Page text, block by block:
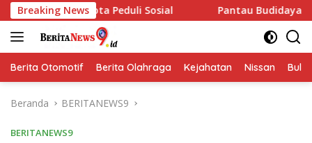
Langsung
ke
konten
Breaking News
Peduli Sosial Pantau Budidaya Lele di
Berita Otomotif Berita Olahraga Kejahatan Nissan
Beranda BERITANEWS9
BERITANEWS9